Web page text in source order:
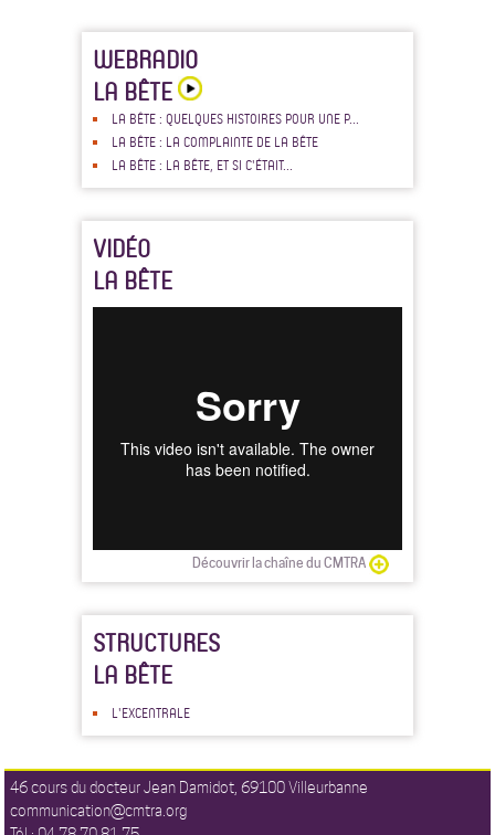
WEBRADIO
LA BÊTE
LA BÊTE : QUELQUES HISTOIRES POUR UNE P...
LA BÊTE : LA COMPLAINTE DE LA BÊTE
LA BÊTE : LA BÊTE, ET SI C'ÉTAIT...
VIDÉO
LA BÊTE
Découvrir la chaîne du CMTRA
STRUCTURES
LA BÊTE
L'EXCENTRALE
46 cours du docteur Jean Damidot, 69100 Villeurbanne
communication@cmtra.org